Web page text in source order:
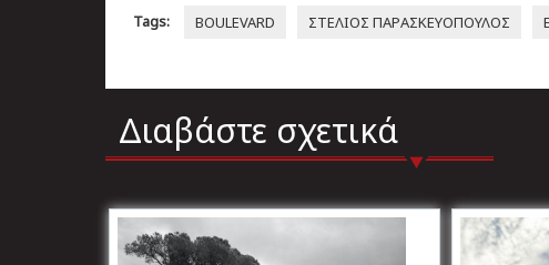
Tags: BOULEVARD ΣΤΕΛΙΟΣ ΠΑΡΑΣΚΕΥΟΠΟΥΛΟΣ
Διαβάστε σχετικά